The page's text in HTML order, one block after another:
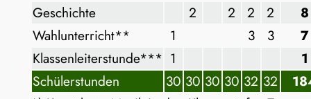
Geschichte
2 2 2 2
8
Wahlunterricht**
1 3 3
7
Klassenleiterstunde*** 1
1
Schülerstunden
30 30 30 30 32 32